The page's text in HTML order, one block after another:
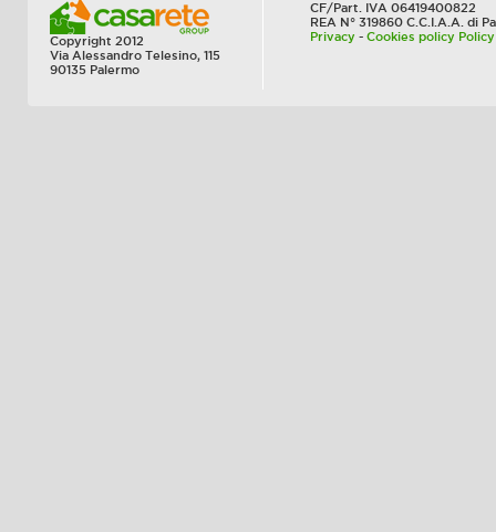
Copyright 2012
Via Alessandro Telesino, 115
90135 Palermo
CF/Part. IVA 06419400822
REA N° 319860 C.C.I.A.A. di
Privacy - Cookies policy